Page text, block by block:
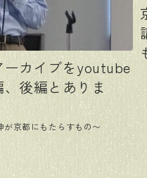
カイブをyoutube
後編とありま
京都にもたらすもの〜